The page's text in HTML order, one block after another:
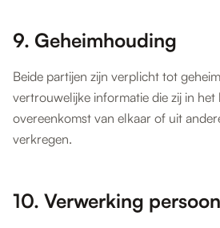
9. Geheimhouding
Beide partijen zijn verplicht tot
vertrouwelijke informatie die zij in het
overeenkomst van elkaar of uit
verkregen.
10. Verwerking